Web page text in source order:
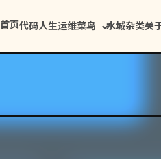
首页代码人生运维菜鸟 水城杂类关